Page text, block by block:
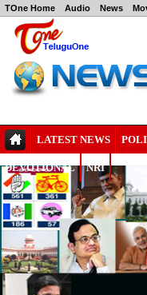
TOne Home Audio News
LATEST NEWS
DEVOTIONAL NRI